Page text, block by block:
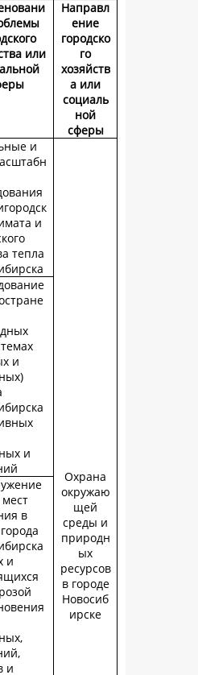
или
Направл
ение
городско
го
хозяйств
а или
социаль
ной
сферы
и
и
тепла
Охрана
окружаю
щей
среды и
природн
ых
ресурсов
в городе
Новосиб
ирске
и
и
в
и
и